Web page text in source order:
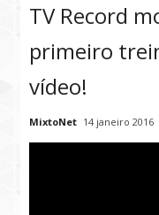
TV Record
primeiro
vídeo!
MixtoNet 14 janeiro 2016